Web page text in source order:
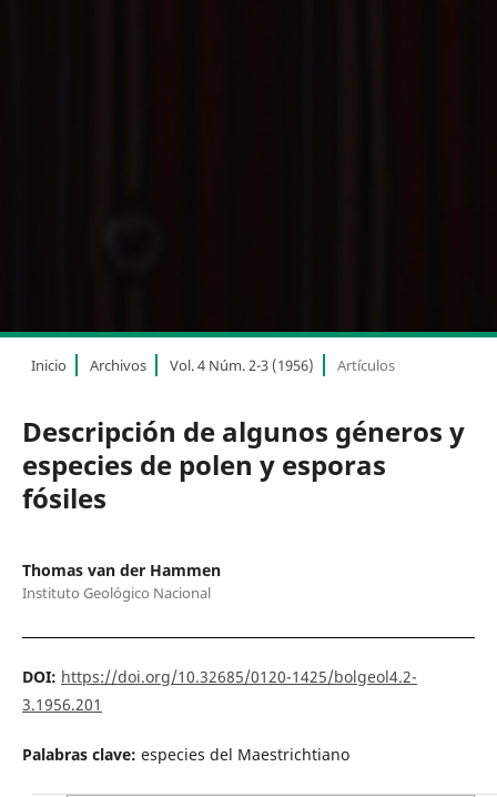
Inicio Archivos Vol. 4 Núm. 2-3 (1956) Artículos
Descripción de algunos géneros y
especies de polen y esporas
fósiles
Thomas van der Hammen
Instituto Geológico Nacional
DOI: https://doi.org/10.32685/0120-1425/bolgeol4.2-
3.1956.201
Palabras clave: especies del Maestrichtiano